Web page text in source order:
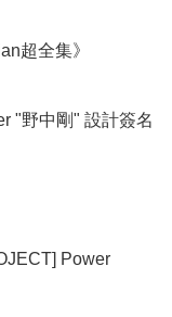
超全集》
"野中剛" 設計簽名
Power